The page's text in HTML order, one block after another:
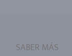
SABER MÁS